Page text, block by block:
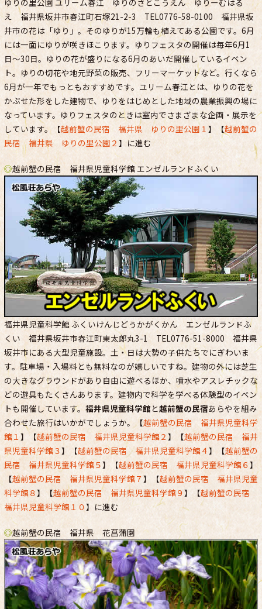
え 福井県坂井市春江町石塚21-2-3 TEL0776-58-0100 福井県坂
井市の花は「ゆり」。そのゆりが15万輪も植えてある公園です。6月
には一面にゆりが咲きほこります。ゆりフェスタの開催は毎年6月1
日～30日。ゆりの花が盛りになる6月のあいだ開催しているイベン
ト。ゆりの切花や地元野菜の販売、フリーマーケットなど。行くなら
6月が一年でもっともおすすめです。ユリーム春江とは、ゆりの花を
かぶせた形をした建物で、ゆりをはじめとした地域の農業振興の場に
なっています。ゆりフェスタのときは室内でさまざまな企画・展示を
しています。【越前蟹の民宿 福井県 ゆりの里公園１ 】【越前蟹の
民宿 福井県 ゆりの里公園２ 】に進む
◎越前蟹の民宿 福井県児童科学館 エンゼルランドふくい
福井県児童科学館 ふくいけんじどうかがくかん エンゼルランドふ
くい 福井県坂井市春江町東太郎丸3-1 TEL0776-51-8000 福井県
坂井市にある大型児童施設。土・日は大勢の子供たちでにぎわいま
す。駐車場・入場料とも無料なのが嬉しいですね。建物の外には芝生
の大きなグラウンドがあり自由に遊べるほか、噴水やアスレチックな
どの遊具もたくさんあります。建物内で科学を学べる体験型のイベン
トも開催しています。 福井県児童科学館 と越前蟹の民宿あらやを組み
合わせた旅行はいかがでしょうか。【越前蟹の民宿 福井県児童科学
館１】【越前蟹の民宿 福井県児童科学館２】【越前蟹の民宿 福井
県児童科学館３】【越前蟹の民宿 福井県児童科学館４】【越前蟹の
民宿 福井県児童科学館５】【越前蟹の民宿 福井県児童科学館６】
【越前蟹の民宿 福井県児童科学館７】【越前蟹の民宿 福井県児童
科学館８】【越前蟹の民宿 福井県児童科学館９】【越前蟹の民宿
福井県児童科学館１０】に進む
◎越前蟹の民宿 福井県 花菖蒲園